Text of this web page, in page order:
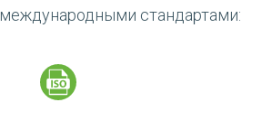
стандартами: